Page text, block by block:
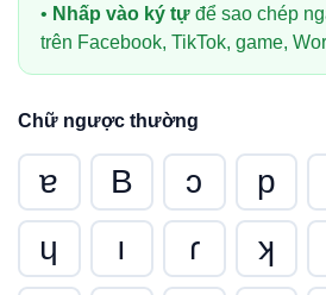
• Nhấp vào ký tự để sao chép
trên Facebook, TikTok, game,
Chữ ngược thường
ɐ B ɔ p
ɥ
ı ɾ ʞ